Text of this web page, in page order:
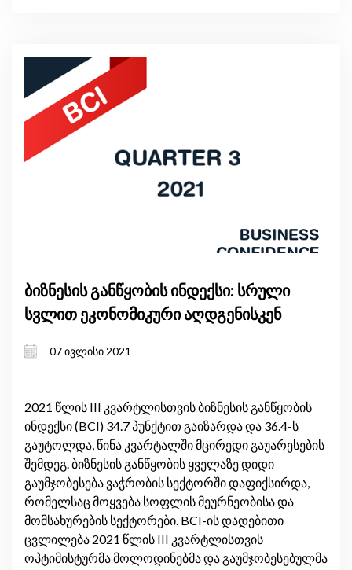
ბიზნესის განწყობის ინდექსი: სრული
სვლით ეკონომიკური აღდგენისკენ
07 ივლისი 2021
2021 წლის III კვარტლისთვის ბიზნესის განწყობის
ინდექსი (BCI) 34.7 პუნქტით გაიზარდა და 36.4-ს
გაუტოლდა, წინა კვარტალში მცირედი გაუარესების
შემდეგ. ბიზნესის განწყობის ყველაზე დიდი
გაუმჯობესება ვაჭრობის სექტორში დაფიქსირდა,
რომელსაც მოყვება სოფლის მეურნეობისა და
მომსახურების სექტორები. BCI-ის დადებითი
ცვლილება 2021 წლის III კვარტლისთვის
ოპტიმისტურმა მოლოდინებმა და გაუმჯობესებულმა